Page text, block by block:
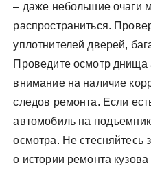
– даже небольшие очаги
распространиться.
уплотнителей дверей,
Проведите осмотр днища
внимание на наличие
следов ремонта. Если
автомобиль на
осмотра. Не стесняйтесь
о истории ремонта